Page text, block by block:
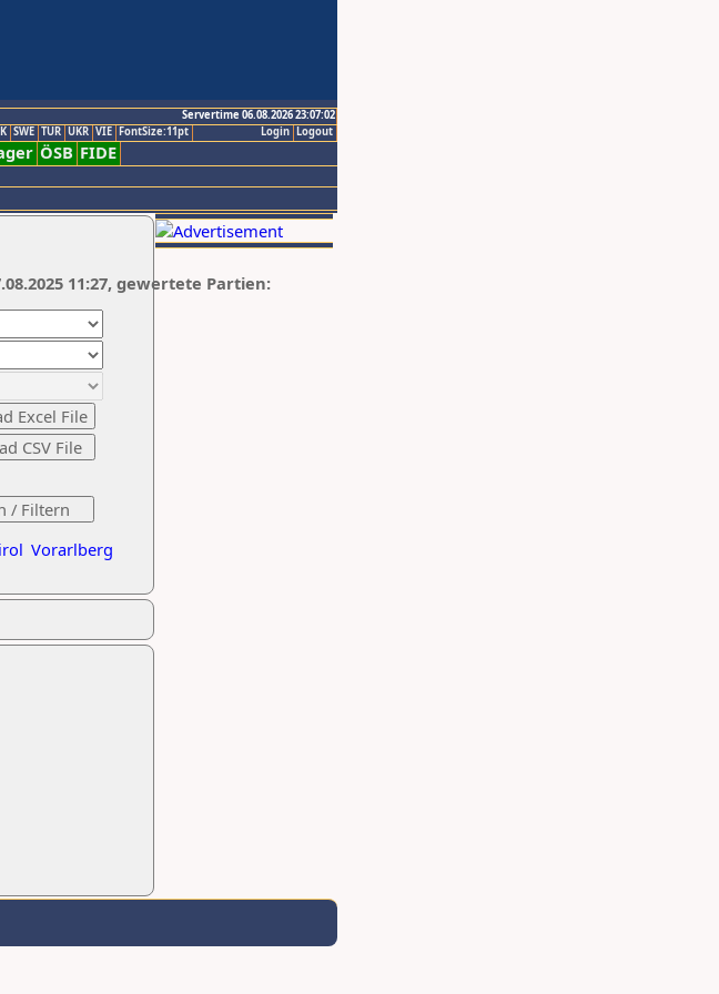
Servertime 06.08.2026 23:07:02
Logout
Login
SWE TUR UKR VIE FontSize:11pt
ÖSB FIDE
Vorarlberg
11:27, gewertete Partien: